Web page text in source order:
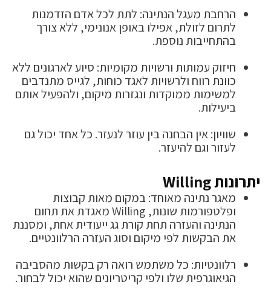
הרחבת מעגל הנתינה: לתת לכל אדם הזדמנות
לתרום לזולת, אפילו באופן אנונימי, ללא צורך
בהתחייבות נוספת.
חיזוק עמותות ורשויות מקומיות: סיוע לארגונים ללא
כוונת רווח ולרשויות לאגד כוחות, לגייס מתנדבים
למשימות ממוקדות ונגזרות מיקום, ולהפעיל אותם
ביעילות.
שוויון: אין הבחנה בין עוזר לנעזר. כל אחד יכול גם
לעזור וגם להיעזר.
יתרונות Willing
מאגר נתינה מאוחד: במקום מאות קבוצות
ופלטפורמות שונות, Willing מאגדת את תחום
הנתינה והעזרה תחת קורת גג ייעודית אחת, ומסננת
את הבקשות לפי מיקום וסוג העזרה הרלוונטיים.
רלוונטיות: כל משתמש רואה רק בקשות מהסביבה
הגיאוגרפית שלו ולפי קריטריונים שהוא יכול לבחור.